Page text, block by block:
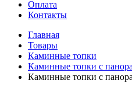
Оплата
Контакты
Главная
Товары
Каминные топки
Каминные топки с
Каминные топки с